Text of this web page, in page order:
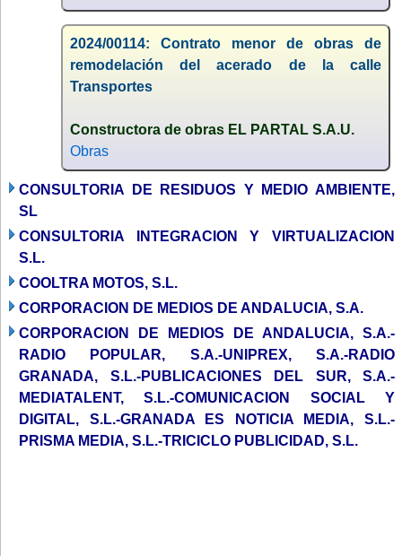
2024/00114: Contrato menor de obras de
remodelación del acerado de la calle
Transportes
Constructora de obras EL PARTAL S.A.U.
Obras
CONSULTORIA DE RESIDUOS Y MEDIO AMBIENTE,
SL
CONSULTORIA INTEGRACION Y VIRTUALIZACION
S.L.
COOLTRA MOTOS, S.L.
CORPORACION DE MEDIOS DE ANDALUCIA, S.A.
CORPORACION DE MEDIOS DE ANDALUCIA, S.A.-
RADIO POPULAR, S.A.-UNIPREX, S.A.-RADIO
GRANADA, S.L.-PUBLICACIONES DEL SUR, S.A.-
MEDIATALENT, S.L.-COMUNICACION SOCIAL Y
DIGITAL, S.L.-GRANADA ES NOTICIA MEDIA, S.L.-
PRISMA MEDIA, S.L.-TRICICLO PUBLICIDAD, S.L.